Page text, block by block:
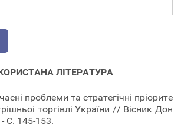
ЛІТЕРАТУРА
проблеми та стратегічні пріорите
торгівлі України // Вісник Дон
С. 145-153.